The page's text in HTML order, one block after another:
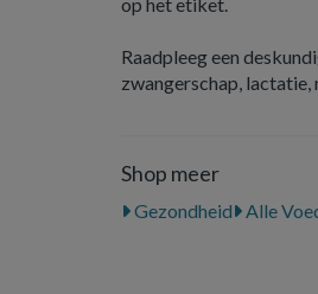
Raadpleeg een
zwangerschap,
Shop meer
Gezondheid Alle